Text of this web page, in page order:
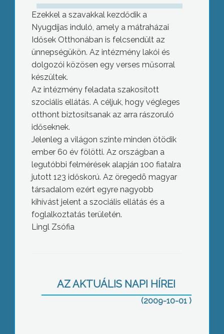
Ezekkel a szavakkal kezdődik a
Nyugdíjas induló, amely a mátraházai
Idősek Otthonában is felcsendült az
ünnepségükön. Az intézmény lakói és
dolgozói közösen egy verses műsorral
készültek.
Az intézmény feladata szakosított
szociális ellátás. A céljuk, hogy végleges
otthont biztosítsanak az arra rászoruló
időseknek.
Jelenleg a világon szinte minden ötödik
ember 60 év fölötti. Az országban a
legutóbbi felmérések alapján 100 fiatalra
jutott 123 időskorú. Az öregedõ magyar
társadalom ezért egyre nagyobb
kihívást jelent a szociális ellátás és a
foglalkoztatás területén.
Lingl Zsófia
AZ AKTUÁLIS NAPI HÍREI
(2009-10-01 )
Ft helyi adót fizettek be a lakosok és a
vállalkozások Gyöngyösön